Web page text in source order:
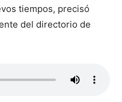
tiempos, precisó
del directorio de